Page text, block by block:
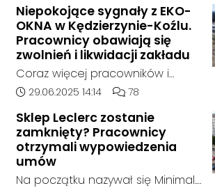
w sobotnie przedpołudnie
dosłownie pękała w szwach. Na
wyjątkowy zjazd absolwentów z
okazji jubileuszu 80-lecia szkoły
przyjechali ludzie z różnych
zakątków Polski i świata. W tym
roku zarejestrowało się ponad
1000 uczestników. To największy
zjazd w historii placówki.
Niepokojące sygnały z EKO-
OKNA w Kędzierzynie-Koźlu.
Pracownicy obawiają się
zwolnień i likwidacji zakładu
Coraz więcej pracowników i
mieszkańców zgłasza się do
niepokojącej sytuacji w zakładzie
EKO-OKNA w Kędzierzynie-Koźlu.
Jak wynika z ich relacji, firma
miała w ostatnich tygodniach
Data dodania artykułu:
29.06.2025 14:14 Liczba komentarzy
78
Sklep Leclerc zostanie
zamknięty? Pracownicy
otrzymali wypowiedzenia
umów
Na początku nazywał się Minimal.